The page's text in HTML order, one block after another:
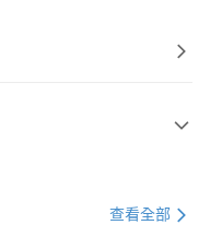
查看全部